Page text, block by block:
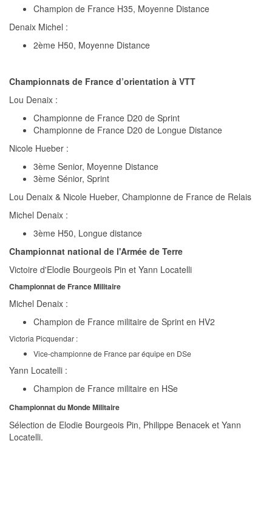
Champion de France H35, Moyenne Distance
Denaix Michel :
2ème H50, Moyenne Distance
Championnats de France d’orientation à VTT
Lou Denaix :
Championne de France D20 de Sprint
Championne de France D20 de Longue Distance
Nicole Hueber :
3ème Senior, Moyenne Distance
3ème Sénior, Sprint
Lou Denaix & Nicole Hueber, Championne de France de Relais
Michel Denaix :
3ème H50, Longue distance
Championnat national de l'Armée de Terre
Victoire d'Elodie Bourgeois Pin et Yann Locatelli
Championnat de France Militaire
Michel Denaix :
Champion de France militaire de Sprint en HV2
Victoria Picquendar :
Vice-championne de France par équipe en DSe
Yann Locatelli :
Champion de France militaire en HSe
Championnat du Monde Militaire
Sélection de Elodie Bourgeois Pin, Philippe Benacek et Yann
Locatelli.